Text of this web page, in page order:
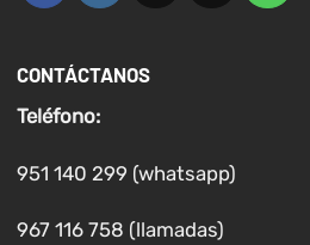
CONTÁCTANOS
Teléfono:
951 140 299 (whatsapp)
967 116 758 (llamadas)